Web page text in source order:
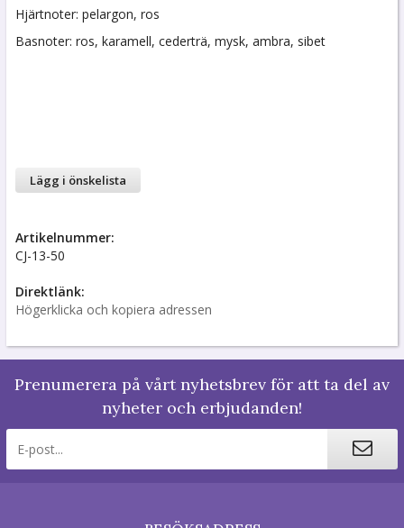
Hjärtnoter: pelargon, ros
Basnoter: ros, karamell, cederträ, mysk, ambra, sibet
Lägg i önskelista
Artikelnummer:
CJ-13-50
Direktlänk:
Högerklicka och kopiera adressen
Prenumerera på vårt nyhetsbrev för att ta del av
nyheter och erbjudanden!